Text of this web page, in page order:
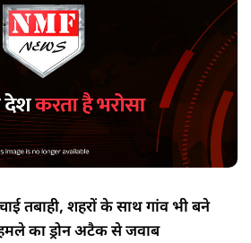
तबाही, शहरों के साथ गांव भी बने
का ड्रोन अटैक से जवाब